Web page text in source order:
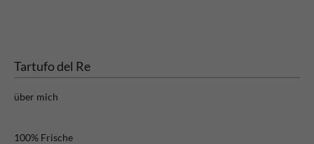
Tartufo del Re
über mich
100% Frische